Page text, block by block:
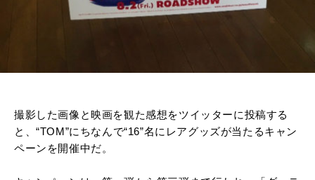
撮影した画像と映画を観た感想をツイッターに投稿する
と、“TOM”にちなんで“16”名にレアグッズが当たるキャン
ペーンを開催中だ。